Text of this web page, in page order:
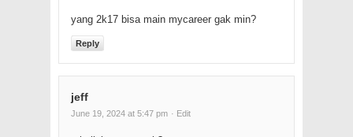
yang 2k17 bisa main mycareer gak min?
Reply
jeff
June 19, 2024 at 5:47 pm · Edit